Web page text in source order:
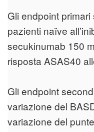
Gli endpoint
pazienti naïve
secukinumab 150
risposta ASAS40
Gli endpoint
variazione del
variazione del